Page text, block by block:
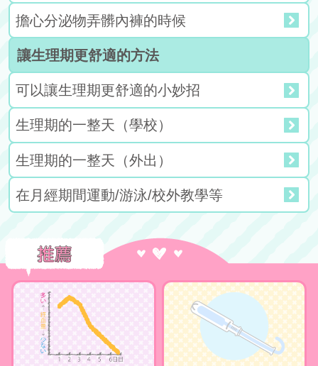
擔心分泌物弄髒內褲的時候
讓生理期更舒適的方法
可以讓生理期更舒適的小妙招
生理期的一整天（學校）
生理期的一整天（外出）
在月經期間運動/游泳/校外教學等